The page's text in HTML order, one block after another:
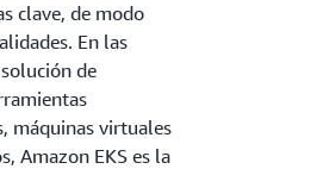
clave, de modo
En las
de
máquinas virtuales
Amazon EKS es la